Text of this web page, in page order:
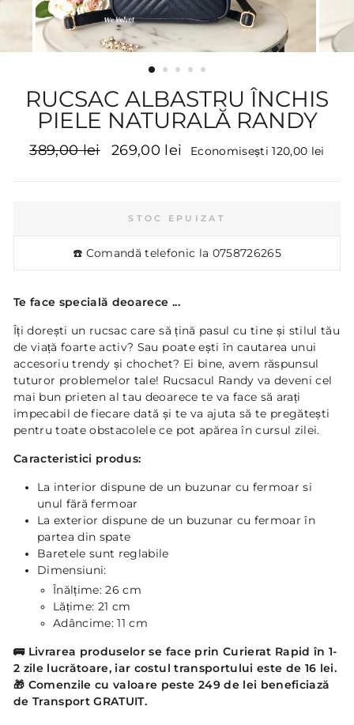
RUCSAC ALBASTRU ÎNCHIS
PIELE NATURALĂ RANDY
Preț
389,00 lei
Preț
269,00 lei Economisești 120,00 lei
STOC EPUIZAT
☎️ Comandă telefonic la 0758726265
Te face specială deoarece ...
Îți dorești un rucsac care să țină pasul cu tine și stilul tău
de viață foarte activ? Sau poate ești în cautarea unui
accesoriu trendy și chochet? Ei bine, avem răspunsul
tuturor problemelor tale! Rucsacul Randy va deveni cel
mai bun prieten al tau deoarece te va face să arați
impecabil de fiecare dată și te va ajuta să te pregătești
pentru toate obstacolele ce pot apărea în cursul zilei.
Caracteristici produs:
La interior dispune de un buzunar cu fermoar si
unul fără fermoar
La exterior dispune de un buzunar cu fermoar în
partea din spate
Baretele sunt reglabile
Dimensiuni:
Înălțime: 26 cm
Lățime: 21 cm
Adâncime: 11 cm
🚌 Livrarea produselor se face prin Curierat Rapid în 1-
2 zile lucrătoare, iar costul transportului este de 16 lei.
🎁 Comenzile cu valoare peste 249 de lei beneficiază
de Transport GRATUIT.